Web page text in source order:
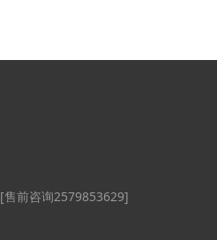
[售前咨询2579853629]